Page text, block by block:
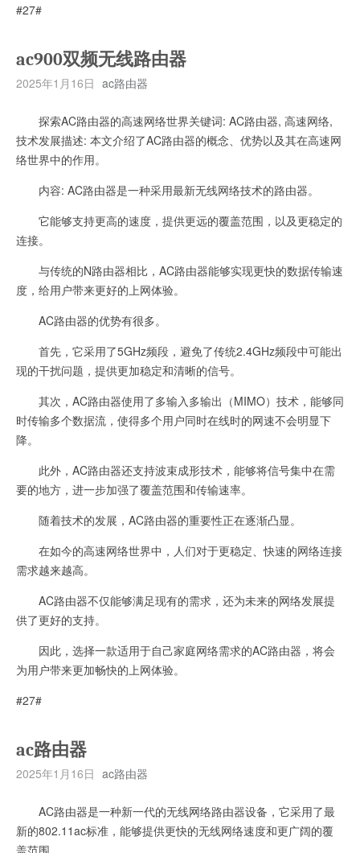
#27#
ac900双频无线路由器
2025年1月16日 ac路由器
探索AC路由器的高速网络世界关键词: AC路由器, 高速网络,
技术发展描述: 本文介绍了AC路由器的概念、优势以及其在高速网
络世界中的作用。
内容: AC路由器是一种采用最新无线网络技术的路由器。
它能够支持更高的速度，提供更远的覆盖范围，以及更稳定的
连接。
与传统的N路由器相比，AC路由器能够实现更快的数据传输速
度，给用户带来更好的上网体验。
AC路由器的优势有很多。
首先，它采用了5GHz频段，避免了传统2.4GHz频段中可能出
现的干扰问题，提供更加稳定和清晰的信号。
其次，AC路由器使用了多输入多输出（MIMO）技术，能够同
时传输多个数据流，使得多个用户同时在线时的网速不会明显下
降。
此外，AC路由器还支持波束成形技术，能够将信号集中在需
要的地方，进一步加强了覆盖范围和传输速率。
随着技术的发展，AC路由器的重要性正在逐渐凸显。
在如今的高速网络世界中，人们对于更稳定、快速的网络连接
需求越来越高。
AC路由器不仅能够满足现有的需求，还为未来的网络发展提
供了更好的支持。
因此，选择一款适用于自己家庭网络需求的AC路由器，将会
为用户带来更加畅快的上网体验。
#27#
ac路由器
2025年1月16日 ac路由器
AC路由器是一种新一代的无线网络路由器设备，它采用了最
新的802.11ac标准，能够提供更快的无线网络速度和更广阔的覆
盖范围。